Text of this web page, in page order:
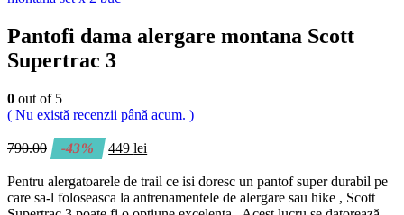
Pantofi dama alergare montana Scott
Supertrac 3
0 out of 5
( Nu există recenzii până acum. )
790.00 -43% 449lei
Pentru alergatoarele de trail ce isi doresc un pantof super durabil pe
care sa-l foloseasca la antrenamentele de alergare sau hike , Scott